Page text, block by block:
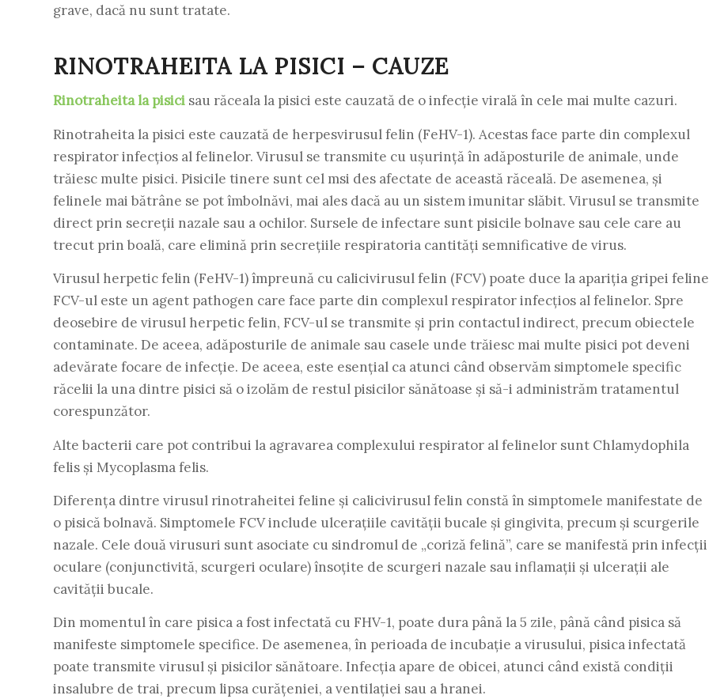
grave, dacă nu sunt tratate.
RINOTRAHEITA LA PISICI – CAUZE
Rinotraheita la pisici sau răceala la pisici este cauzată de o infecție virală în cele mai multe cazuri.
Rinotraheita la pisici este cauzată de herpesvirusul felin (FeHV-1). Acestas face parte din complexul
respirator infecțios al felinelor. Virusul se transmite cu ușurință în adăposturile de animale, unde
trăiesc multe pisici. Pisicile tinere sunt cel msi des afectate de această răceală. De asemenea, și
felinele mai bătrâne se pot îmbolnăvi, mai ales dacă au un sistem imunitar slăbit. Virusul se transmite
direct prin secreții nazale sau a ochilor. Sursele de infectare sunt pisicile bolnave sau cele care au
trecut prin boală, care elimină prin secrețiile respiratoria cantități semnificative de virus.
Virusul herpetic felin (FeHV-1) împreună cu calicivirusul felin (FCV) poate duce la apariția gripei
FCV-ul este un agent pathogen care face parte din complexul respirator infecțios al felinelor. Spre
deosebire de virusul herpetic felin, FCV-ul se transmite și prin contactul indirect, precum obiectele
contaminate. De aceea, adăposturile de animale sau casele unde trăiesc mai multe pisici pot deveni
adevărate focare de infecție. De aceea, este esențial ca atunci când observăm simptomele specific
răcelii la una dintre pisici să o izolăm de restul pisicilor sănătoase și să-i administrăm tratamentul
corespunzător.
Alte bacterii care pot contribui la agravarea complexului respirator al felinelor sunt Chlamydophila
felis și Mycoplasma felis.
Diferența dintre virusul rinotraheitei feline și calicivirusul felin constă în simptomele manifestate de
o pisică bolnavă. Simptomele FCV include ulcerațiile cavității bucale și gingivita, precum și scurgerile
nazale. Cele două virusuri sunt asociate cu sindromul de „coriză felină”, care se manifestă prin infecții
oculare (conjunctivită, scurgeri oculare) însoțite de scurgeri nazale sau inflamații și ulcerații ale
cavității bucale.
Din momentul în care pisica a fost infectată cu FHV-1, poate dura până la 5 zile, până când pisica să
manifeste simptomele specifice. De asemenea, în perioada de incubație a virusului, pisica infectată
poate transmite virusul și pisicilor sănătoare. Infecția apare de obicei, atunci când există condiții
insalubre de trai, precum lipsa curățeniei, a ventilației sau a hranei.